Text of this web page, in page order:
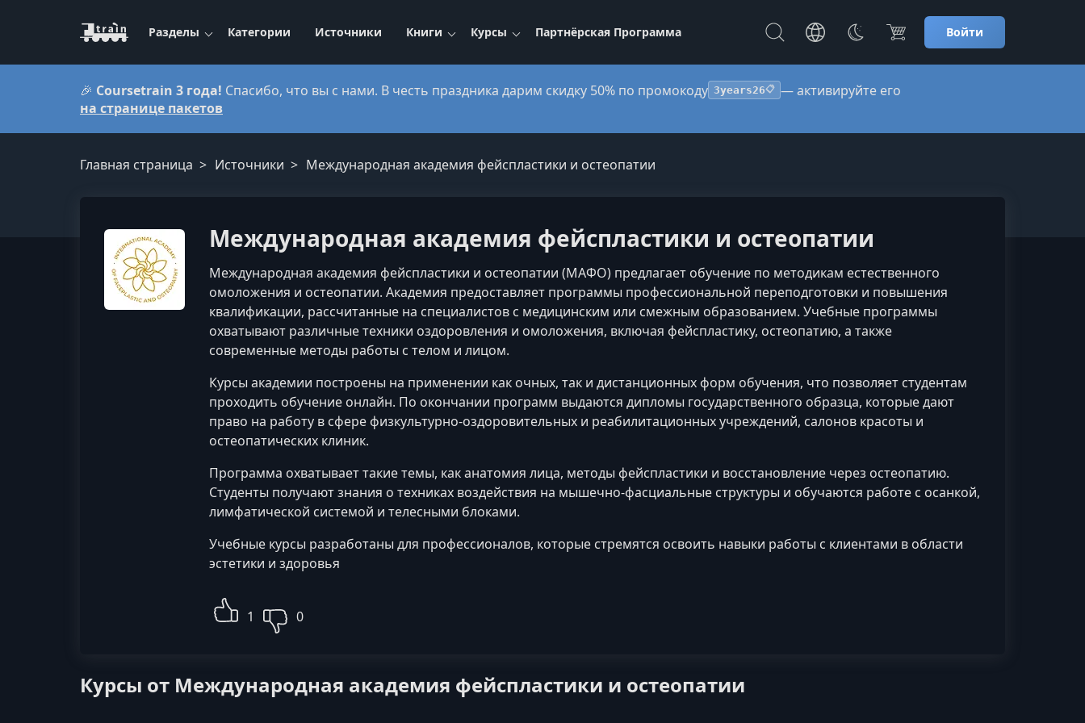
Разделы Категории Источники Книги Курсы Партнёрская Программа Войти
🎉 Coursetrain 3 года! Спасибо, что вы с нами. В честь праздника дарим скидку 50% по промокоду 3years26📋 — активируйте его
на странице пакетов
Главная страница Источники Международная академия фейспластики и остеопатии
Международная академия фейспластики и остеопатии
Международная академия фейспластики и остеопатии (МАФО) предлагает обучение по методикам естественного
омоложения и остеопатии. Академия предоставляет программы профессиональной переподготовки и повышения
квалификации, рассчитанные на специалистов с медицинским или смежным образованием. Учебные программы
охватывают различные техники оздоровления и омоложения, включая фейспластику, остеопатию, а также
современные методы работы с телом и лицом.
Курсы академии построены на применении как очных, так и дистанционных форм обучения, что позволяет студентам
проходить обучение онлайн. По окончании программ выдаются дипломы государственного образца, которые дают
право на работу в сфере физкультурно-оздоровительных и реабилитационных учреждений, салонов красоты и
остеопатических клиник.
Программа охватывает такие темы, как анатомия лица, методы фейспластики и восстановление через остеопатию.
Студенты получают знания о техниках воздействия на мышечно-фасциальные структуры и обучаются работе с осанкой,
лимфатической системой и телесными блоками.
Учебные курсы разработаны для профессионалов, которые стремятся освоить навыки работы с клиентами в области
эстетики и здоровья
1 0
Курсы от Международная академия фейспластики и остеопатии